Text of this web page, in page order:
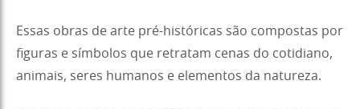
Essas obras de arte pré-históricas são compostas por
figuras e símbolos que retratam cenas do cotidiano,
animais, seres humanos e elementos da natureza.